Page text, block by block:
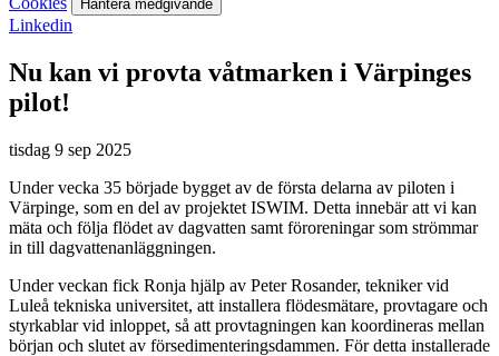
Hantera medgivande
Linkedin
Nu kan vi provta våtmarken i Värpinges
pilot!
tisdag 9 sep 2025
Under vecka 35 började bygget av de första delarna av piloten i
Värpinge, som en del av projektet ISWIM. Detta innebär att vi kan
mäta och följa flödet av dagvatten samt föroreningar som strömmar
in till dagvattenanläggningen.
Under veckan fick Ronja hjälp av Peter Rosander, tekniker vid
Luleå tekniska universitet, att installera flödesmätare, provtagare och
styrkablar vid inloppet, så att provtagningen kan koordineras mellan
början och slutet av försedimenteringsdammen. För detta installerade